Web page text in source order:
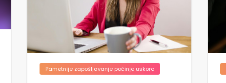
Pametnije zapošljavanje počinje uskoro